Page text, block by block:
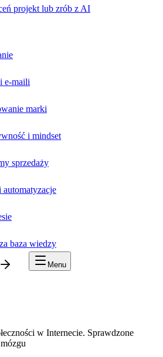
projekt lub zrób z AI
e-maili
marki
i mindset
sprzedaży
baza wiedzy
Menu
w Internecie. Sprawdzone